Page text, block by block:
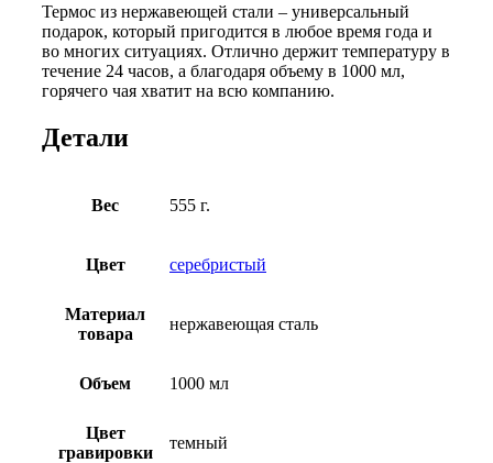
Термос из нержавеющей стали – универсальный
подарок, который пригодится в любое время года и
во многих ситуациях. Отлично держит температуру в
течение 24 часов, а благодаря объему в 1000 мл,
горячего чая хватит на всю компанию.
Детали
Вес 555 г.
Цвет серебристый
Материал
товара
нержавеющая cталь
Объем 1000 мл
Цвет
гравировки
темный